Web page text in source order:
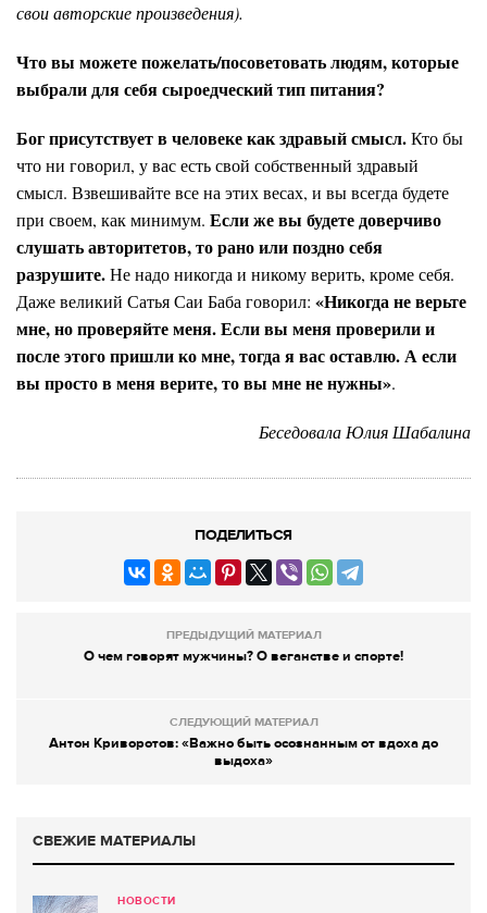
свои авторские произведения).
Что вы можете пожелать/посоветовать людям, которые
выбрали для себя сыроедческий тип питания?
Бог присутствует в человеке как здравый смысл.Кто бы
что ни говорил, у вас есть свой собственный здравый
смысл. Взвешивайте все на этих весах, и вы всегда будете
при своем, как минимум. Если же вы будете доверчиво
слушать авторитетов, то рано или поздно себя
разрушите.Не надо никогда и никому верить, кроме себя.
Даже великий Сатья Саи Баба говорил: «Никогда не верьте
мне, но проверяйте меня. Если вы меня проверили и
после этого пришли ко мне, тогда я вас оставлю. А если
вы просто в меня верите, то вы мне не нужны».
Беседовала Юлия Шабалина
ПОДЕЛИТЬСЯ
ПРЕДЫДУЩИЙ МАТЕРИАЛ
О чем говорят мужчины? О веганстве и спорте!
СЛЕДУЮЩИЙ МАТЕРИАЛ
Антон Криворотов: «Важно быть осознанным от вдоха до
выдоха»
СВЕЖИЕ МАТЕРИАЛЫ
НОВОСТИ